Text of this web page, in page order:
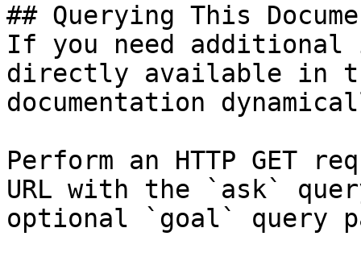
## Querying This
If you need
directly available in
documentation
Perform an HTTP GET
URL with the `ask`
optional `goal` query